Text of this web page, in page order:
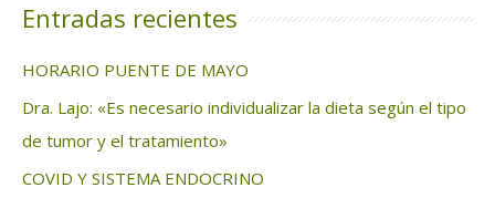
Entradas recientes
HORARIO PUENTE DE MAYO
Dra. Lajo: «Es necesario individualizar la dieta según el tipo
de tumor y el tratamiento»
COVID Y SISTEMA ENDOCRINO